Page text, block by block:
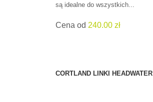
są idealne do wszystkich...
Cena od 240.00 zł
CORTLAND LINKI HEADWATER